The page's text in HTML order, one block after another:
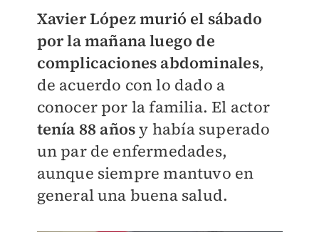
Xavier López murió el sábado
por la mañana luego de
complicaciones abdominales,
de acuerdo con lo dado a
conocer por la familia. El actor
tenía 88 añosy había superado
un par de enfermedades,
aunque siempre mantuvo en
general una buena salud.